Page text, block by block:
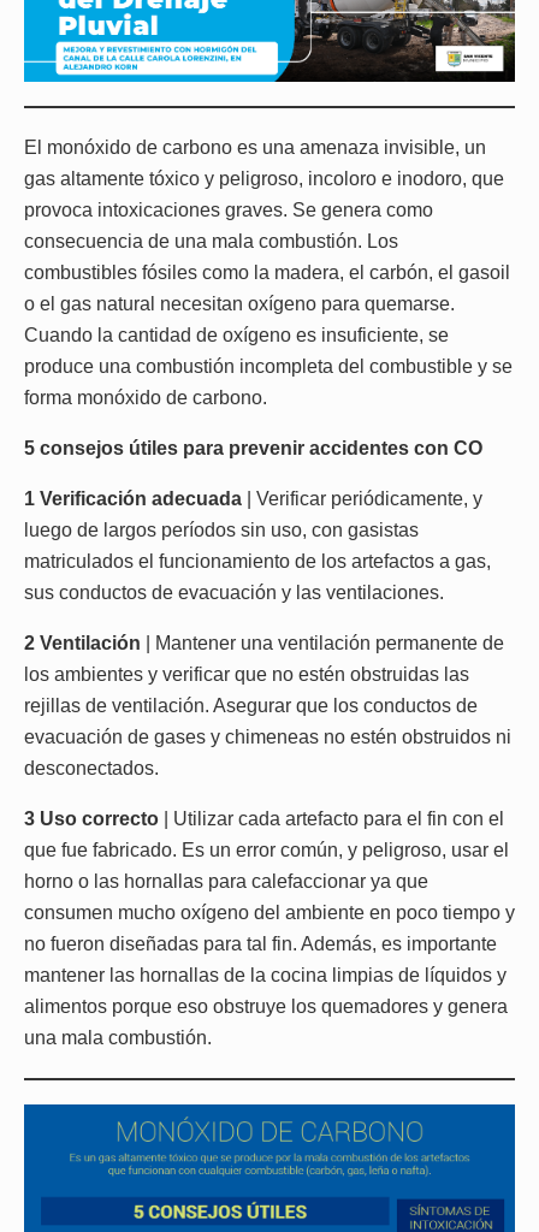
El monóxido de carbono es una amenaza invisible, un
gas altamente tóxico y peligroso, incoloro e inodoro, que
provoca intoxicaciones graves. Se genera como
consecuencia de una mala combustión. Los
combustibles fósiles como la madera, el carbón, el gasoil
o el gas natural necesitan oxígeno para quemarse.
Cuando la cantidad de oxígeno es insuficiente, se
produce una combustión incompleta del combustible y se
forma monóxido de carbono.
5 consejos útiles para prevenir accidentes con CO
1 Verificación adecuada | Verificar periódicamente, y
luego de largos períodos sin uso, con gasistas
matriculados el funcionamiento de los artefactos a gas,
sus conductos de evacuación y las ventilaciones.
2 Ventilación | Mantener una ventilación permanente de
los ambientes y verificar que no estén obstruidas las
rejillas de ventilación. Asegurar que los conductos de
evacuación de gases y chimeneas no estén obstruidos ni
desconectados.
3 Uso correcto | Utilizar cada artefacto para el fin con el
que fue fabricado. Es un error común, y peligroso, usar el
horno o las hornallas para calefaccionar ya que
consumen mucho oxígeno del ambiente en poco tiempo y
no fueron diseñadas para tal fin. Además, es importante
mantener las hornallas de la cocina limpias de líquidos y
alimentos porque eso obstruye los quemadores y genera
una mala combustión.